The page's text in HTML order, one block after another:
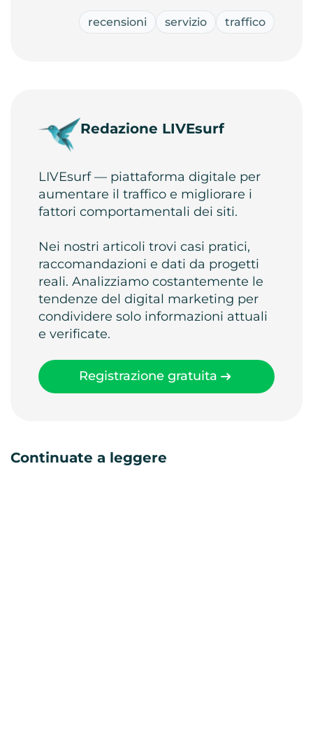
recensioni servizio traffico
Redazione LIVEsurf
LIVEsurf — piattaforma digitale per
aumentare il traffico e migliorare i
fattori comportamentali dei siti.
Nei nostri articoli trovi casi pratici,
raccomandazioni e dati da progetti
reali. Analizziamo costantemente le
tendenze del digital marketing per
condividere solo informazioni attuali
e verificate.
Registrazione gratuita
Continuate a leggere